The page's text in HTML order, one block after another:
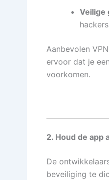
Veilige
Aanbevolen
ervoor dat je
voorkomen.
2. Houd de app
De
beveiliging te